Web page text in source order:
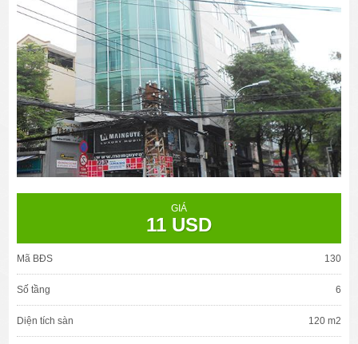
GIÁ
11 USD
Mã BĐS 130
Số tầng 6
Diện tích sàn 120 m2